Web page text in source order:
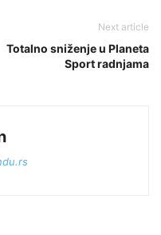
Next article
Totalno sniženje u Planeta
Sport radnjama